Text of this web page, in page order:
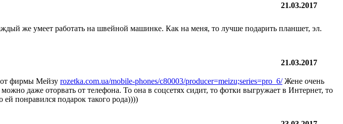
21.03.2017
же умеет работать на швейной машинке. Как на меня, то лучше подарить планшет, эл.
21.03.2017
от фирмы Мейзу rozetka.com.ua/mobile-phones/c80003/producer=meizu;series=pro_6/Жене очень
даже оторвать от телефона. То она в соцсетях сидит, то фотки выгружает в Интернет, то
ей понравился подарок такого рода))))